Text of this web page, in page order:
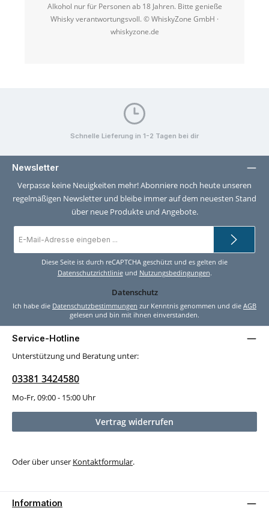
Alkohol nur für Personen ab 18 Jahren. Bitte genieße
Whisky verantwortungsvoll. © WhiskyZone GmbH ·
whiskyzone.de
Schnelle Lieferung in 1-2 Tagen bei dir
Newsletter
Verpasse keine Neuigkeiten mehr! Abonniere noch heute unseren
regelmäßigen Newsletter und bleibe immer auf dem neuesten Stand
über neue Produkte und Angebote.
Mail-
Diese Seite ist durch reCAPTCHA geschützt und es gelten die
Datenschutzrichtlinieund Nutzungsbedingungen.
Datenschutz
Ich habe die Datenschutzbestimmungen zur Kenntnis genommen und die AGB
gelesen und bin mit ihnen einverstanden.
Service-Hotline
Unterstützung und Beratung unter:
03381 3424580
Mo-Fr, 09:00 - 15:00 Uhr
Vertrag widerrufen
Oder über unser Kontaktformular.
Information